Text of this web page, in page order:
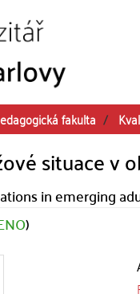
fakulta
situace v
in emerging
)